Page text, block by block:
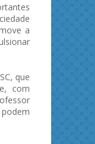
a
que
com